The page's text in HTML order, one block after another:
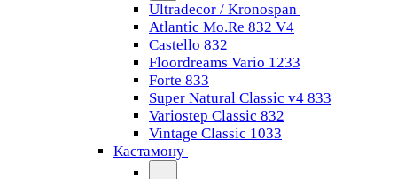
Ultradecor / Kronospan
Atlantic Mo.Re 832 V4
Castello 832
Floordreams Vario 1233
Forte 833
Super Natural Classic v4 833
Variostep Classic 832
Vintage Classic 1033
Кастамону